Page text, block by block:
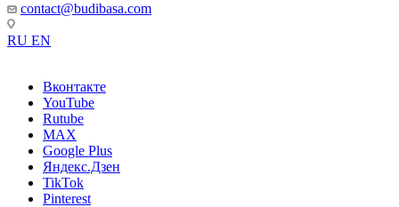
contact@budibasa.com
RU EN
Вконтакте
YouTube
Rutube
MAX
Google Plus
Яндекс.Дзен
TikTok
Pinterest